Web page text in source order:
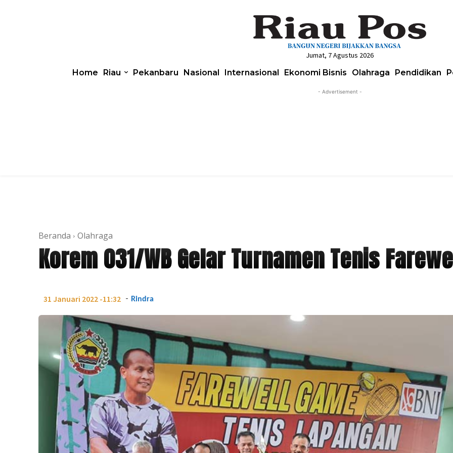
Jumat, 7 Agustus 2026
Home Riau Pekanbaru Nasional Internasional Ekonomi Bisnis Olahraga Pendidikan
- Advertisement -
Beranda Olahraga
Korem 031/WB Gelar Turnamen Tenis
31 Januari 2022 -11:32 - Rindra